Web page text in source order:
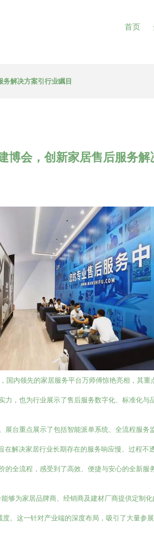
首页
解决方案引行业瞩目
博会，创新家居售后服务解
内领先的家居服务平台万师傅惊艳亮相，其
，也为行业展示了售后服务数字化、标准化与
台重点展示了包括智能派单系统、全流程服
解决家居行业长期存在的服务响应慢、过程不
全流程，感受到了高效、便捷与安心的全新服
够为家居品牌商、经销商及建材厂商提供定制
。这一针对产业端的深度布局，吸引了大量参